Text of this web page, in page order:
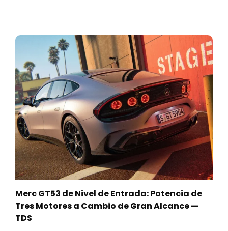
Merc GT53 de Nivel de Entrada: Potencia de
Tres Motores a Cambio de Gran Alcance —
TDS